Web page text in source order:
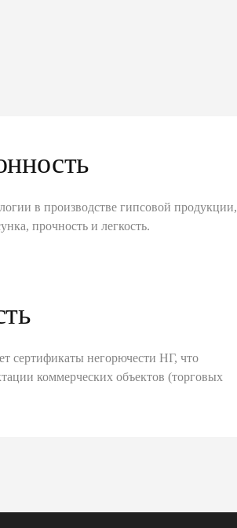
в производстве гипсовой продукции,
прочность и легкость.
сертификаты негорючести НГ, что
коммерческих объектов (торговых